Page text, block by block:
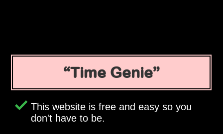
Time Genie
This website is free and easy so you
don't have to be.